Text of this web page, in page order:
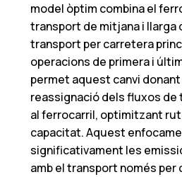
model òptim combina el
transport de mitjana i llarga
transport per carretera
operacions de primera i
permet aquest canvi
reassignació dels fluxos de
al ferrocarril, optimitzant
capacitat. Aquest
significativament les
amb el transport només per